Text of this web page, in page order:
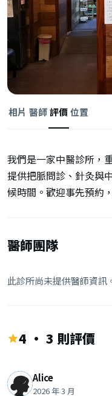
相片 醫師評價位置
我們是一家中醫診所，
提供把脈問診、針灸與
候時間。歡迎事先預約
醫師團隊
此診所尚未提供醫師資訊
4 · 3 則評價
Alice
2026 年 3 月